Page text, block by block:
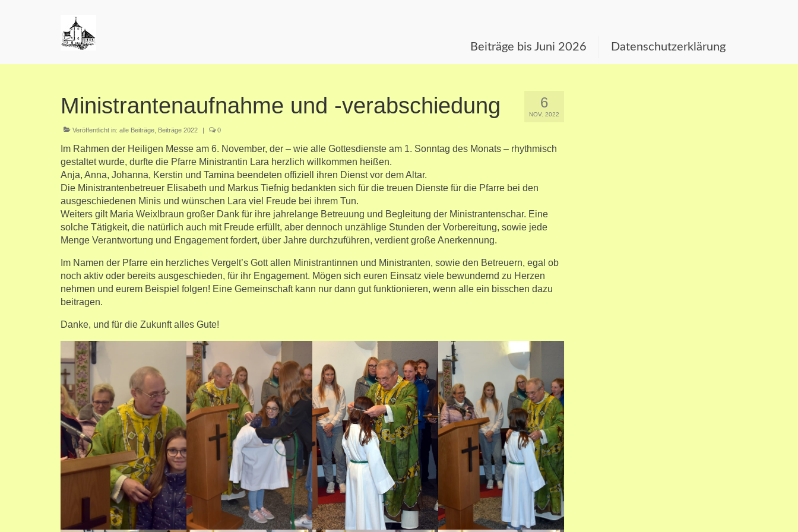
Beiträge bis Juni 2026 Datenschutzerklärung
6
NOV. 2022
Ministrantenaufnahme und -verabschiedung
Veröffentlicht in: alle Beiträge Beiträge 2022 | 0
Im Rahmen der Heiligen Messe am 6. November, der – wie alle Gottesdienste am 1. Sonntag des Monats – rhythmisch
gestaltet wurde, durfte die Pfarre Ministrantin Lara herzlich willkommen heißen.
Anja, Anna, Johanna, Kerstin und Tamina beendeten offiziell ihren Dienst vor dem Altar.
Die Ministrantenbetreuer Elisabeth und Markus Tiefnig bedankten sich für die treuen Dienste für die Pfarre bei den
ausgeschiedenen Minis und wünschen Lara viel Freude bei ihrem Tun.
Weiters gilt Maria Weixlbraun großer Dank für ihre jahrelange Betreuung und Begleitung der Ministrantenschar. Eine
solche Tätigkeit, die natürlich auch mit Freude erfüllt, aber dennoch unzählige Stunden der Vorbereitung, sowie jede
Menge Verantwortung und Engagement fordert, über Jahre durchzuführen, verdient große Anerkennung.
Im Namen der Pfarre ein herzliches Vergelt’s Gott allen Ministrantinnen und Ministranten, sowie den Betreuern, egal ob
noch aktiv oder bereits ausgeschieden, für ihr Engagement. Mögen sich euren Einsatz viele bewundernd zu Herzen
nehmen und eurem Beispiel folgen! Eine Gemeinschaft kann nur dann gut funktionieren, wenn alle ein bisschen dazu
beitragen.
Danke, und für die Zukunft alles Gute!